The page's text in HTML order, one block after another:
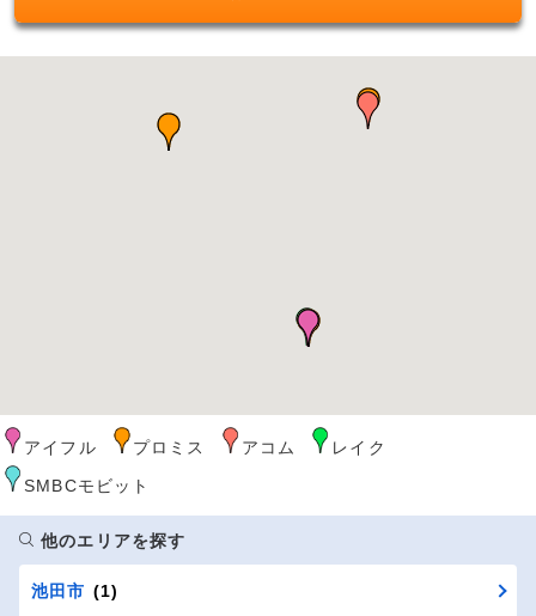
アイフル プロミス アコム
レイク
SMBCモビット
他のエリアを探す
池田市 (1)